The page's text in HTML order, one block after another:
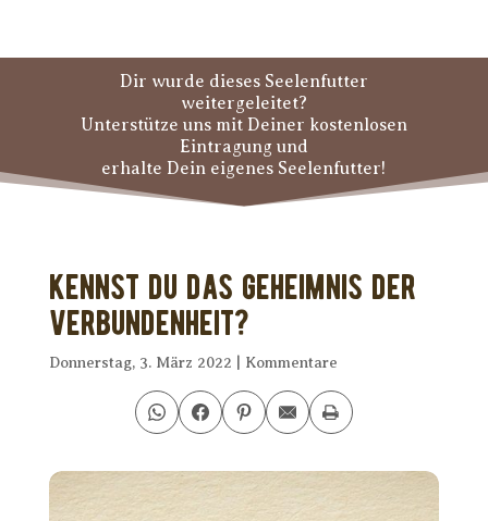
Dir wurde dieses Seelenfutter
weitergeleitet?
Unterstütze uns mit Deiner kostenlosen
Eintragung und
erhalte Dein eigenes Seelenfutter!
Kennst Du das Geheimnis der
Verbundenheit?
Donnerstag, 3. März 2022 Kommentare